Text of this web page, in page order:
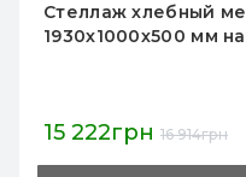
Стеллаж хлебный
1930х1000х500 мм
15 222грн 16 914грн